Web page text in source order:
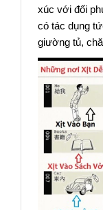
xúc với đối
có tác dụng
giường tủ,